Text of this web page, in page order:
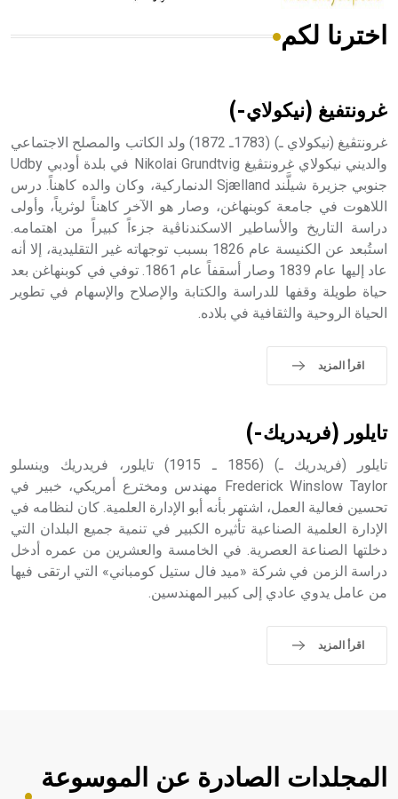
هل تعلم أن الأبسيد كلمة فرنسية اللفظ تم اعتمادها مصطلحاً
- هل تعلم أن أبجر Abgar اسم معروف جيداً يعود إلى عدد من
الملوك الذين حكموا مدينة إديسا (الرها) من أبجر الأول وحتى
التاسع، وهم ينتسبون إلى أسرة أوسروين
حيث تقتصر القيمة الصوتية للعلامة الك
اخترنا لكم
غرونتفيغ (نيكولاي-)
غرونتڤيغ (نيكولاي ـ) (1783ـ 1872) ولد الكاتب والمصلح الاجتماعي
والديني نيكولاي غرونتڤيغ Nikolai Grundtvig في بلدة أودبي Udby
جنوبي جزيرة شيلَّند Sjælland الدنماركية، وكان والده كاهناً. درس
اللاهوت في جامعة كوبنهاغن، وصار هو الآخر كاهناً لوثرياً، وأولى
دراسة التاريخ والأساطير الاسكندناڤية جزءاً كبيراً من اهتمامه.
استُبعد عن الكنيسة عام 1826 بسبب توجهاته غير التقليدية، إلا أنه
عاد إليها عام 1839 وصار أسقفاً عام 1861. توفي في كوبنهاغن بعد
حياة طويلة وقفها للدراسة والكتابة والإصلاح والإسهام في تطوير
الحياة الروحية والثقافية في بلاده.
اقرأ المزيد
تايلور (فريدريك-)
تايلور (فريدريك ـ) (1856 ـ 1915) تايلور، فريدريك وينسلو
Frederick Winslow Taylor مهندس ومخترع أمريكي، خبير في
تحسين فعالية العمل، اشتهر بأنه أبو الإدارة العلمية. كان لنظامه في
الإدارة العلمية الصناعية تأثيره الكبير في تنمية جميع البلدان التي
دخلتها الصناعة العصرية. في الخامسة والعشرين من عمره أدخل
دراسة الزمن في شركة «ميد فال ستيل كومباني» التي ارتقى فيها
من عامل يدوي عادي إلى كبير المهندسين.
اقرأ المزيد
المجلدات الصادرة عن الموسوعة